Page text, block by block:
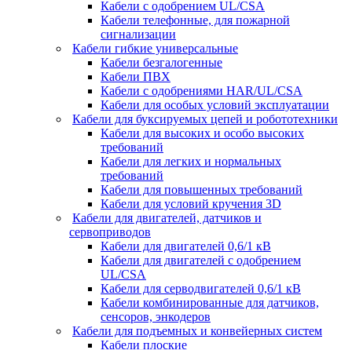
Кабели с одобрением UL/CSA
Кабели телефонные, для пожарной
сигнализации
Кабели гибкие универсальные
Кабели безгалогенные
Кабели ПВХ
Кабели с одобрениями HAR/UL/CSA
Кабели для особых условий эксплуатации
Кабели для буксируемых цепей и робототехники
Кабели для высоких и особо высоких
требований
Кабели для легких и нормальных
требований
Кабели для повышенных требований
Кабели для условий кручения 3D
Кабели для двигателей, датчиков и
сервоприводов
Кабели для двигателей 0,6/1 кВ
Кабели для двигателей с одобрением
UL/CSA
Кабели для серводвигателей 0,6/1 кВ
Кабели комбинированные для датчиков,
cенсоров, энкодеров
Кабели для подъемных и конвейерных систем
Кабели плоские